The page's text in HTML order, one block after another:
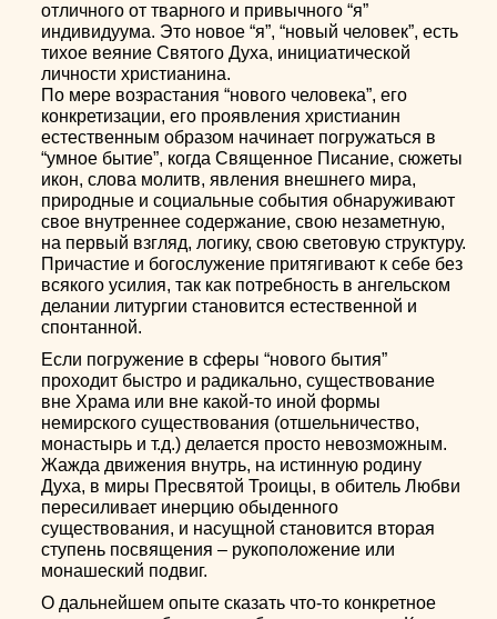
отличного от тварного и привычного “я”
индивидуума. Это новое “я”, “новый человек”, есть
тихое веяние Святого Духа, инициатической
личности христианина.
По мере возрастания “нового человека”, его
конкретизации, его проявления христианин
естественным образом начинает погружаться в
“умное бытие”, когда Священное Писание, сюжеты
икон, слова молитв, явления внешнего мира,
природные и социальные события обнаруживают
свое внутреннее содержание, свою незаметную,
на первый взгляд, логику, свою световую структуру.
Причастие и богослужение притягивают к себе без
всякого усилия, так как потребность в ангельском
делании литургии становится естественной и
спонтанной.
Если погружение в сферы “нового бытия”
проходит быстро и радикально, существование
вне Храма или вне какой-то иной формы
немирского существования (отшельничество,
монастырь и т.д.) делается просто невозможным.
Жажда движения внутрь, на истинную родину
Духа, в миры Пресвятой Троицы, в обитель Любви
пересиливает инерцию обыденного
существования, и насущной становится вторая
ступень посвящения – рукоположение или
монашеский подвиг.
О дальнейшем опыте сказать что-то конкретное